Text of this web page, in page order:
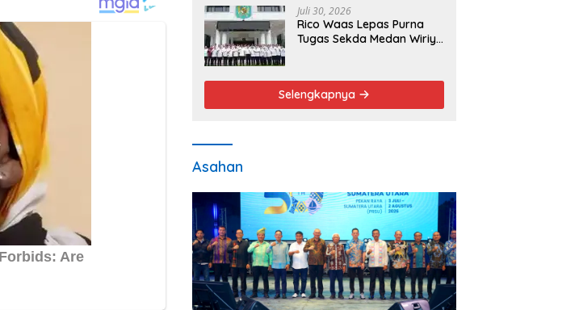
Transparan
Juli 30, 2026
Rico Waas Lepas Purna
Tugas Sekda Medan Wiriya
Berakhir
Selengkapnya
Asahan